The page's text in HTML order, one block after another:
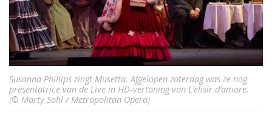
Susanna Phillips zingt Musetta. Afgelopen zaterdag was ze nog
presentatrice van de Live in HD-vertoning van L’elisir d’amore.
(© Marty Sohl / Metropolitan Opera)